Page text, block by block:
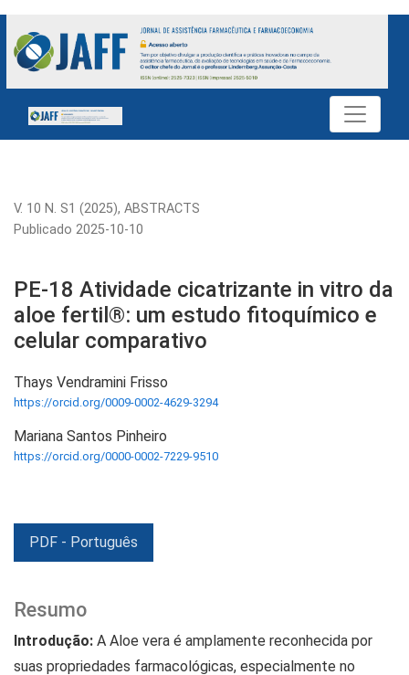
PE-18 Atividade cicatrizante in vitro da aloe fertil®: um
V. 10 N. S1 (2025), ABSTRACTS
PE-18 Atividade cicatrizante in vitro da
aloe fertil®: um estudo fitoquímico e
celular comparativo
Publicado 2025-10-10
Thays Vendramini Frisso
https://orcid.org/0009-0002-4629-3294
Mariana Santos Pinheiro
https://orcid.org/0000-0002-7229-9510
PDF - Português
Resumo
Introdução: A Aloe vera é amplamente reconhecida por
suas propriedades farmacológicas, especialmente no